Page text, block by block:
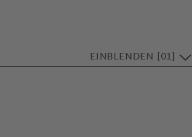
EINBLENDEN [01]